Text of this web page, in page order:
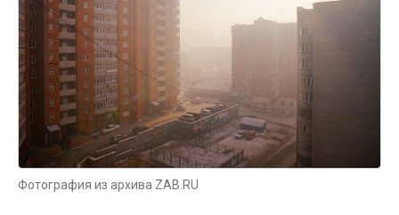
Фотография из архива ZAB.RU